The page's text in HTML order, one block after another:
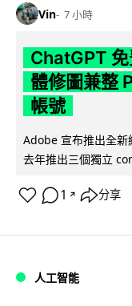
Vin 7 小時
ChatGPT
體修圖兼整
帳號
Adobe 宣布推出全
去年推出三個獨立
1 ↗ 分享
人工智能